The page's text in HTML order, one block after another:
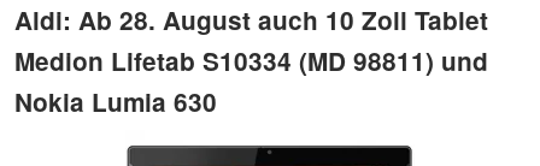
Aldi: Ab 28. August auch 10 Zoll Tablet
Medion Lifetab S10334 (MD 98811) und
Nokia Lumia 630